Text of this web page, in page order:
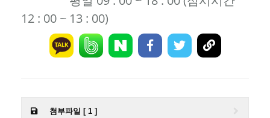
12 : 00 ~ 13 : 00)
첨부파일 [ 1 ]